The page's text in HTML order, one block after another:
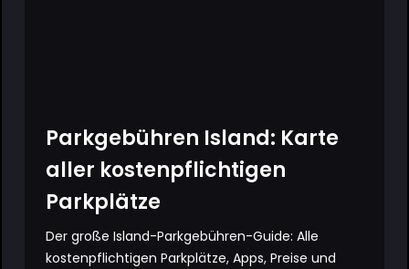
Parkgebühren Island: Karte
aller kostenpflichtigen
Parkplätze
Der große Island-Parkgebühren-Guide: Alle
kostenpflichtigen Parkplätze, Apps, Preise und